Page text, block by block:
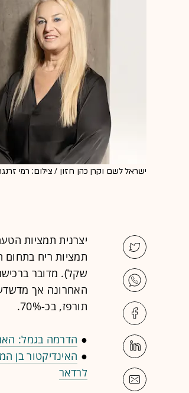
ישראל לשם וקרן כהן חזון / צילום: רמי
יצרנית תמציות
תורפז, בכ-70%.
● הדרמה בגמל:
● האינדיקטור בן
לרדאר